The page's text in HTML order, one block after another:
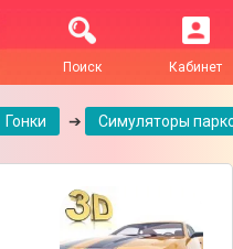
Кабинет
Поиск
Гонки ➔ Симуляторы